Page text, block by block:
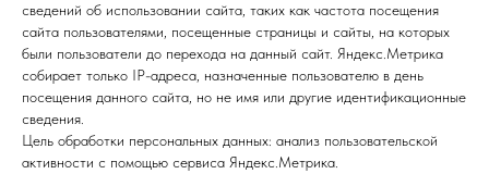
сведений об использовании сайта, таких как частота посещения
сайта пользователями, посещенные страницы и сайты, на которых
были пользователи до перехода на данный сайт. Яндекс.Метрика
собирает только IP-адреса, назначенные пользователю в день
посещения данного сайта, но не имя или другие идентификационные
сведения.
Цель обработки персональных данных: анализ пользовательской
активности с помощью сервиса Яндекс.Метрика.